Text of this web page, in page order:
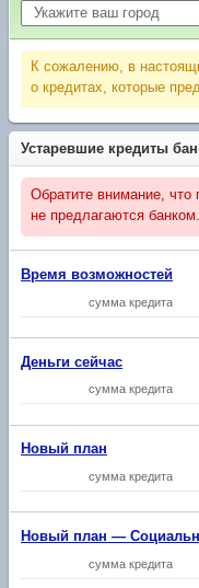
К сожалению, в
о кредитах, которые
Устаревшие кредиты
Обратите внимание, что
не предлагаются банком.
Время возможностей
сумма кредита
Деньги сейчас
сумма кредита
Новый план
сумма кредита
Новый план —
сумма кредита